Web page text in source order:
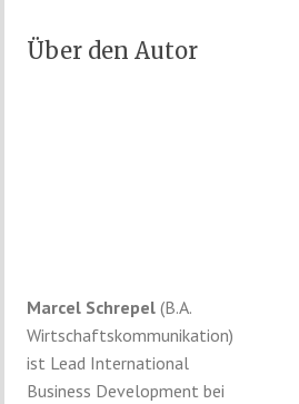
Über den Autor
Marcel Schrepel (B.A.
Wirtschaftskommunikation)
ist Lead International
Business Development bei